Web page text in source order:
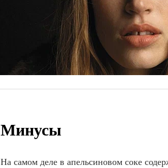
Минусы
На самом деле в апельсиновом соке